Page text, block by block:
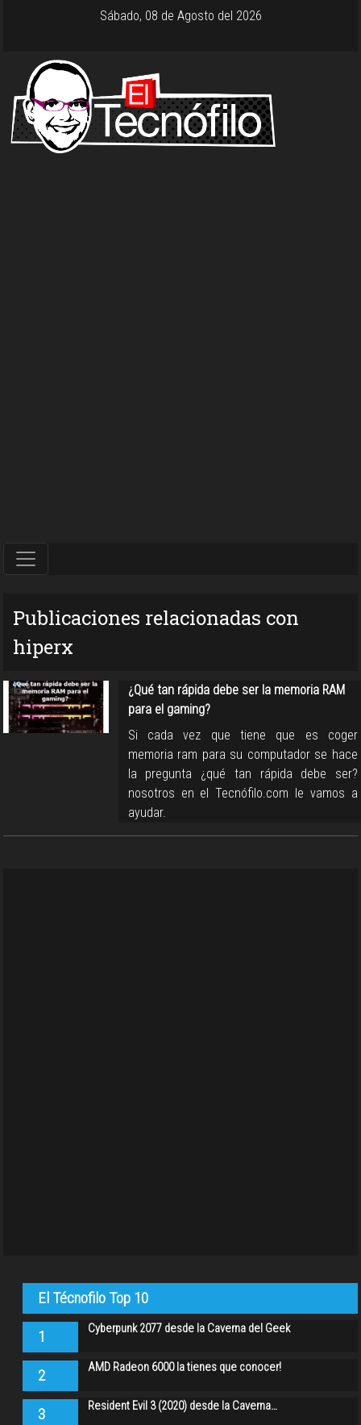
Sábado, 08 de Agosto del 2026
Publicaciones relacionadas con
hiperx
¿Qué tan rápida debe ser la memoria RAM
para el gaming?
Si cada vez que tiene que es coger
memoria ram para su computador se hace
la pregunta ¿qué tan rápida debe ser?
nosotros en el Tecnófilo.com le vamos a
ayudar.
El Técnofilo Top 10
1 Cyberpunk 2077 desde la Caverna del Geek
2 AMD Radeon 6000 la tienes que conocer!
3 Resident Evil 3 (2020) desde la Caverna…